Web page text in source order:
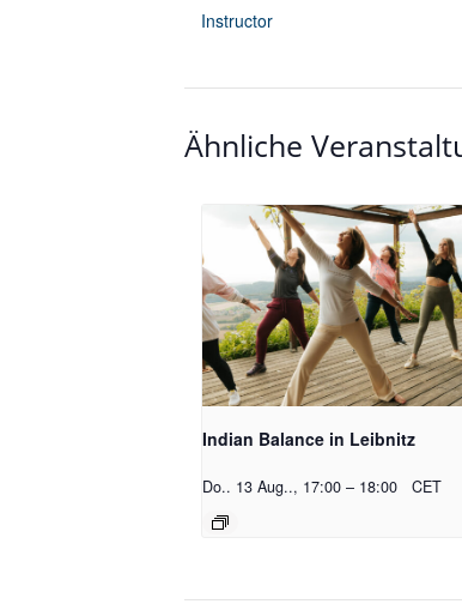
Instructor
Ähnliche
Indian Balance in Leibnitz
Do.. 13 Aug.., 17:00 – 18:00 CET